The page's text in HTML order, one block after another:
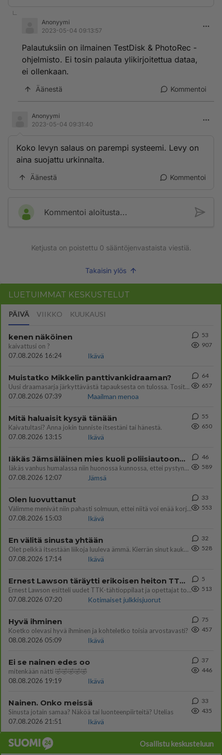
Anonyymi
2023-05-04 09:13:57
Palautuksiin on ilmainen TestDisk & PhotoRec -
ohjelmisto. Ei tosin palauta ylikirjoitettua dataa,
ei ollenkaan.
Äänestä Kommentoi
Anonyymi
2023-05-04 09:31:40
Koko levyn salaus on parempi systeemi. Levy on
aina suojattu urkinnalta.
Äänestä Kommentoi
Kommentoi aloitusta...
Ketjusta on poistettu 0 sääntöjenvastaista viestiä.
Takaisin ylös
LUETUIMMAT KESKUSTELUT
PÄIVÄ VIIKKO KUUKAUSI
kenen näköinen
kaivattusi on ?
07.08.2026 16:24
Ikävä
53
907
Muistatko Mikkelin panttivankidraaman?
Uusi draamasarja järkyttävästä tapauksesta on tulossa. Tositapahtumiin perustuva sarja ammentaa vuoden 1986 Mikkelin pan
07.08.2026 07:39
Maailman menoa
64
657
Mitä haluaisit kysyä tänään
Kaivatultasi? Anna jokin tunniste itsestäni tai hänestä.
07.08.2026 13:15
Ikävä
55
650
Iäkäs Jämsäläinen mies kuoli poliisiautoon matkalla Jyväskylän putkaan
Iäkäs vanhus humalassa niin huonossa kunnossa, ettei pystynyt huolehtimaan itsestään niin ainoa apu sillä hetkellä oli
07.08.2026 12:07
Jämsä
46
589
Olen luovuttanut
Välimme menivät niin pahasti solmuun, ettei niitä voi enää korjata. On aika jatkaa elämässä eteenpäin. Toivon sulle kaik
07.08.2026 15:03
Ikävä
33
553
En välitä sinusta yhtään
Olet pelkkä itsestään liikoja luuleva ämmä. Kierrän sinut kaukaa nyt ja aina. Olit mulle pelkkä lelu vaan.
07.08.2026 17:14
Ikävä
32
528
Ernest Lawson täräytti erikoisen heiton TTK-lehdistötilaisuudessa: " Onko tässä tarkoituksena...?"
Ernest Lawson esitteli uudet TTK-tähtioppilaat ja opettajat torstaina 6.8. lehdistölle. Tulevalla kaudella on yksi hausk
07.08.2026 07:20
Kotimaiset julkkisjuorut
5
513
Hyvä ihminen
Koetko olevasi hyvä ihminen ja kohteletko toisia arvostavasti?
08.08.2026 05:09
Ikävä
75
457
Ei se nainen edes oo
mitenkään nätti 🤣🤣🤣🤣🤣
08.08.2026 19:19
Ikävä
37
446
Nainen. Onko meissä
Sinusta jotain samaa? Näköä tai luonteenpiirteitä? Utelias
07.08.2026 21:51
Ikävä
33
435
Osallistu keskusteluun